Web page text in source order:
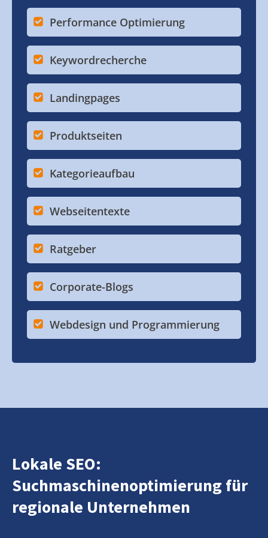
Performance Optimierung
Keywordrecherche
Landingpages
Produktseiten
Kategorieaufbau
Webseitentexte
Ratgeber
Corporate-Blogs
Webdesign und Programmierung
Lokale SEO:
Suchmaschinenoptimierung für
regionale Unternehmen